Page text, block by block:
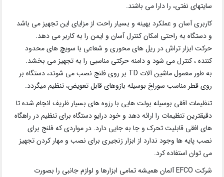
سایتهای نفتی، را دارا می باشند.
کاربری آسان و عملکرد بهینه و بسیار راحت از مزایای این تجهیز می باشد
و دستگاه به راحتی امکان کنترل آسان و ایمن را به کاربر می دهد.
حرکت ابزار تراش در ریل های محوری و شعاعی با سویچ های محدود
کننده ، کنترل می شود و دامنه حرکتی مناسبی را به تجهیز می بخشد.
به طور معمول ماشین آلات TD بر روی فلنج نصب می شوند، دستگاه بر
روی قطر مناسب سوراخ بوسیله بازوهای قابل تعویض، تنظیم میگردد.
تنظیمات افقی بوسیله بولت هایی با رزوه های بسیار ظریف انجام شده تا
دقیقترین تنظیمات را ارائه دهد و خود درایو دستگاه برای تنظیم در راهگاه
های افقی قابلیت تحرک و جا به جایی دارد. در مواردی که فلنج برای
نصب پایه ها وجود ندارد از ابزار زنجیری برای نصب و مهار کردن تجهیز
می توان استفاده کرد.
شرکت EFCO آلمان همیشه تمامی ابزارها و لوازم جانبی را بصورت